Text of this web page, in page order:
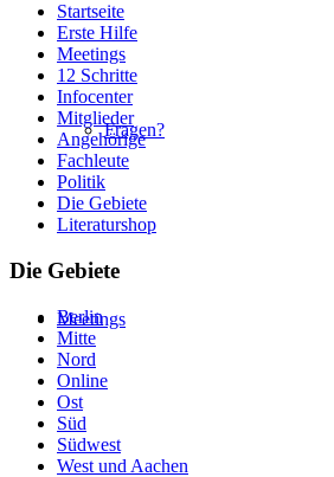
Fragen?
Meetings
Startseite
Erste Hilfe
Meetings
12 Schritte
Infocenter
Mitglieder
Angehörige
Fachleute
Politik
Die Gebiete
Literaturshop
Die Gebiete
Berlin
Mitte
Nord
Online
Ost
Süd
Südwest
West und Aachen